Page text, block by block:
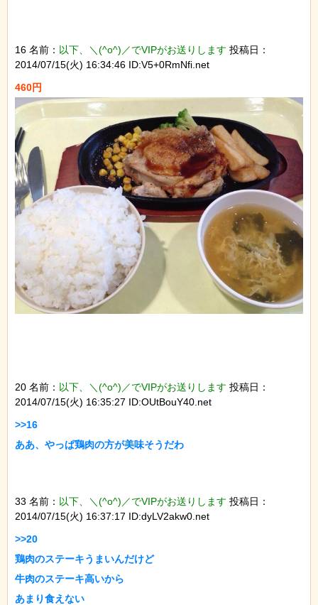
16 名前： 以下、＼(^o^)／でVIPがお送りします 投稿日：
2014/07/15(火) 16:34:46 ID:V5+0RmNfi.net
20 名前： 以下、＼(^o^)／でVIPがお送りします 投稿日：
2014/07/15(火) 16:35:27 ID:OUtBouY40.net
>>16
33 名前： 以下、＼(^o^)／でVIPがお送りします 投稿日：
2014/07/15(火) 16:37:17 ID:dyLV2akw0.net
>>20
鶏肉のステーキうまいんだけど
牛肉のステーキ高いから
あまり食えない